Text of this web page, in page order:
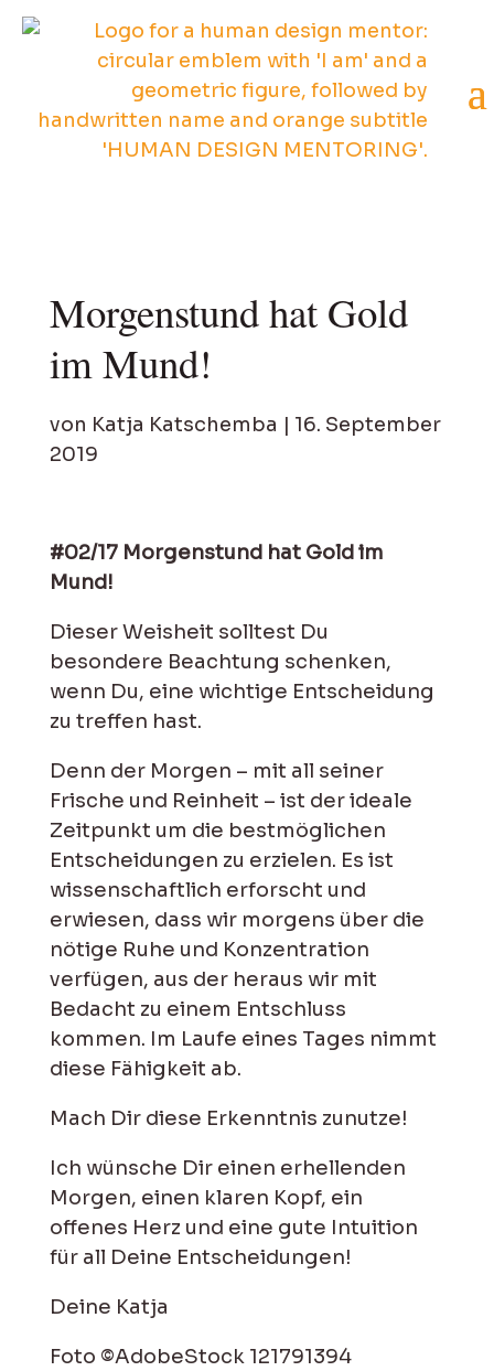
Morgenstund hat Gold
im Mund!
von Katja Katschemba | 16. September
2019
#02/17 Morgenstund hat Gold im
Mund!
Dieser Weisheit solltest Du
besondere Beachtung schenken,
wenn Du, eine wichtige Entscheidung
zu treffen hast.
Denn der Morgen – mit all seiner
Frische und Reinheit – ist der ideale
Zeitpunkt um die bestmöglichen
Entscheidungen zu erzielen. Es ist
wissenschaftlich erforscht und
erwiesen, dass wir morgens über die
nötige Ruhe und Konzentration
verfügen, aus der heraus wir mit
Bedacht zu einem Entschluss
kommen. Im Laufe eines Tages nimmt
diese Fähigkeit ab.
Mach Dir diese Erkenntnis zunutze!
Ich wünsche Dir einen erhellenden
Morgen, einen klaren Kopf, ein
offenes Herz und eine gute Intuition
für all Deine Entscheidungen!
Deine Katja
Foto ©AdobeStock 121791394